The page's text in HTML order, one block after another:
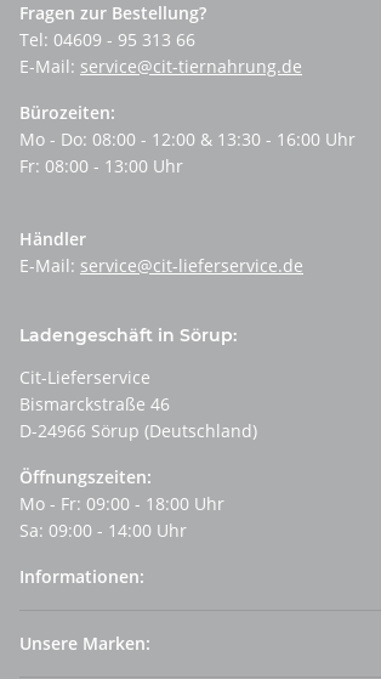
Fragen zur Bestellung?
Tel: 04609 - 95 313 66
E-Mail: service@cit-tiernahrung.de
Bürozeiten:
Mo - Do: 08:00 - 12:00 & 13:30 - 16:00 Uhr
Fr: 08:00 - 13:00 Uhr
Händler
E-Mail: service@cit-lieferservice.de
Ladengeschäft in Sörup:
Cit-Lieferservice
Bismarckstraße 46
D-24966 Sörup (Deutschland)
Öffnungszeiten:
Mo - Fr: 09:00 - 18:00 Uhr
Sa: 09:00 - 14:00 Uhr
Informationen:
Unsere Marken: